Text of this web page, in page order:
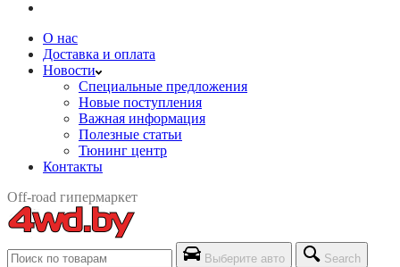
О нас
Доставка и оплата
Новости
Специальные предложения
Новые поступления
Важная информация
Полезные статьи
Тюнинг центр
Контакты
Off-road гипермаркет
Выберите авто Search